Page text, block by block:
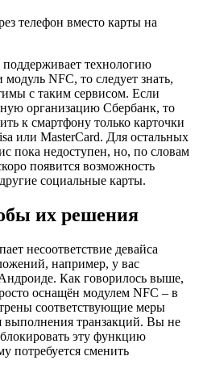
технологию
NFC, то следует знать,
с таким сервисом. Если
организацию Сбербанк, то
к смартфону только карточки
или MasterCard. Для остальных
пока недоступен, но, по словам
появится возможность
социальные карты.
их решения
несоответствие девайса
например, у вас
Как говорилось выше,
оснащён модулем NFC – в
соответствующие меры
транзакций. Вы не
эту функцию
потребуется сменить